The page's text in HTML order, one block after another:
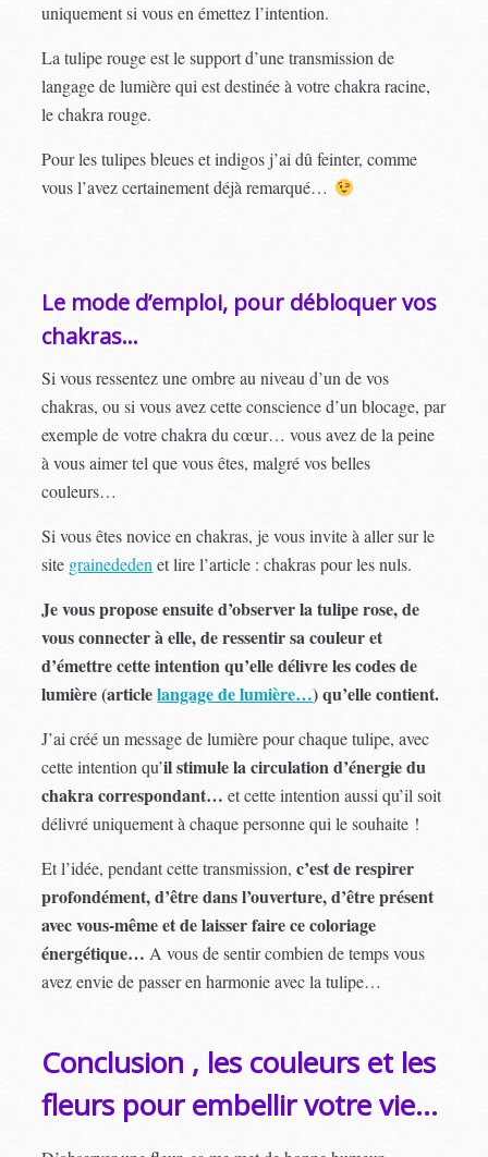
uniquement si vous en émettez l’intention.
La tulipe rouge est le support d’une transmission de
langage de lumière qui est destinée à votre chakra racine,
le chakra rouge.
Pour les tulipes bleues et indigos j’ai dû feinter, comme
vous l’avez certainement déjà remarqué…
Le mode d’emploi, pour débloquer vos
chakras…
Si vous ressentez une ombre au niveau d’un de vos
chakras, ou si vous avez cette conscience d’un blocage, par
exemple de votre chakra du cœur… vous avez de la peine
à vous aimer tel que vous êtes, malgré vos belles
couleurs…
Si vous êtes novice en chakras, je vous invite à aller sur le
site grainededen et lire l’article : chakras pour les nuls.
Je vous propose ensuite d’observer la tulipe rose, de
vous connecter à elle, de ressentir sa couleur et
d’émettre cette intention qu’elle délivre les codes de
lumière (articlelangage de lumière…) qu’elle contient.
J’ai créé un message de lumière pour chaque tulipe, avec
cette intention qu’il stimule la circulation d’énergie du
chakra correspondant… et cette intention aussi qu’il soit
délivré uniquement à chaque personne qui le souhaite !
Et l’idée, pendant cette transmission,c’est de respirer
profondément, d’être dans l’ouverture, d’être présent
avec vous-même et de laisser faire ce coloriage
énergétique… A vous de sentir combien de temps vous
avez envie de passer en harmonie avec la tulipe…
Conclusion , les couleurs et les
fleurs pour embellir votre vie…